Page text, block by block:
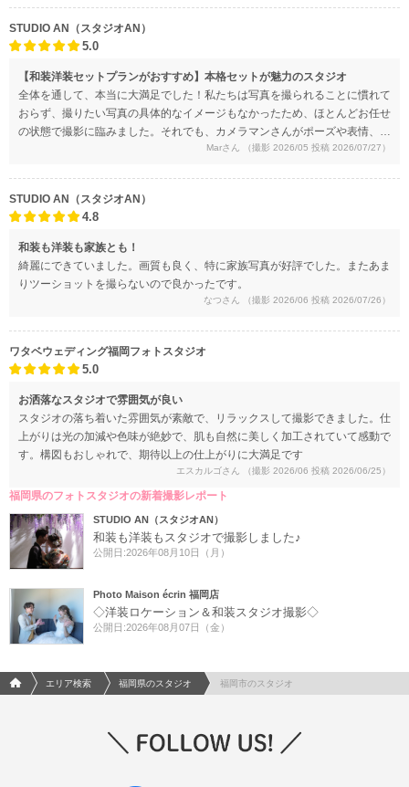
STUDIO AN（スタジオAN）
5.0
【和装洋装セットプランがおすすめ】本格セットが魅力のスタジオ
全体を通して、本当に大満足でした！私たちは写真を撮られることに慣れて
おらず、撮りたい写真の具体的なイメージもなかったため、ほとんどお任せ
の状態で撮影に臨みました。それでも、カメラマンさんがポーズや表情、目
線まで一つひとつ丁寧にアドバイスしてくださり、自然と笑顔になれる雰囲
は、たくさん撮影していただいた中から特に素敵なカットを厳選していただ
き、どの写真もお気に入りで、今でも何度も見返しています。また、写真の
画質も非常にきれいでした。結婚式のオープニングムービーやプロフィール
ムービーにも使用しましたが、式場のスタッフの方からも今まで見た中で一
番画質がよいとと言っていただけました。仕上がり・対応ともに期待以上
で、お願いしてよかったと思える前撮りになりました。
Marさん （撮影 2026/05 投稿 2026/07/27）
STUDIO AN（スタジオAN）
4.8
和装も洋装も家族とも！
綺麗にできていました。画質も良く、特に家族写真が好評でした。またあま
りツーショットを撮らないので良かったです。
なつさん （撮影 2026/06 投稿 2026/07/26）
ワタベウェディング福岡フォトスタジオ
5.0
お洒落なスタジオで雰囲気が良い
スタジオの落ち着いた雰囲気が素敵で、リラックスして撮影できました。仕
上がりは光の加減や色味が絶妙で、肌も自然に美しく加工されていて感動で
す。構図もおしゃれで、期待以上の仕上がりに大満足です
エスカルゴさん （撮影 2026/06 投稿 2026/06/25）
福岡県のフォトスタジオの新着撮影レポート
STUDIO AN（スタジオAN）
和装も洋装もスタジオで撮影しました♪
公開日:2026年08月10日（月）
Photo Maison écrin 福岡店
◇洋装ロケーション＆和装スタジオ撮影◇
公開日:2026年08月07日（金）
フォトウエディング/結婚写真のPhotorait ホーム
エリア検索 福岡県のスタジオ 福岡市のスタジオ